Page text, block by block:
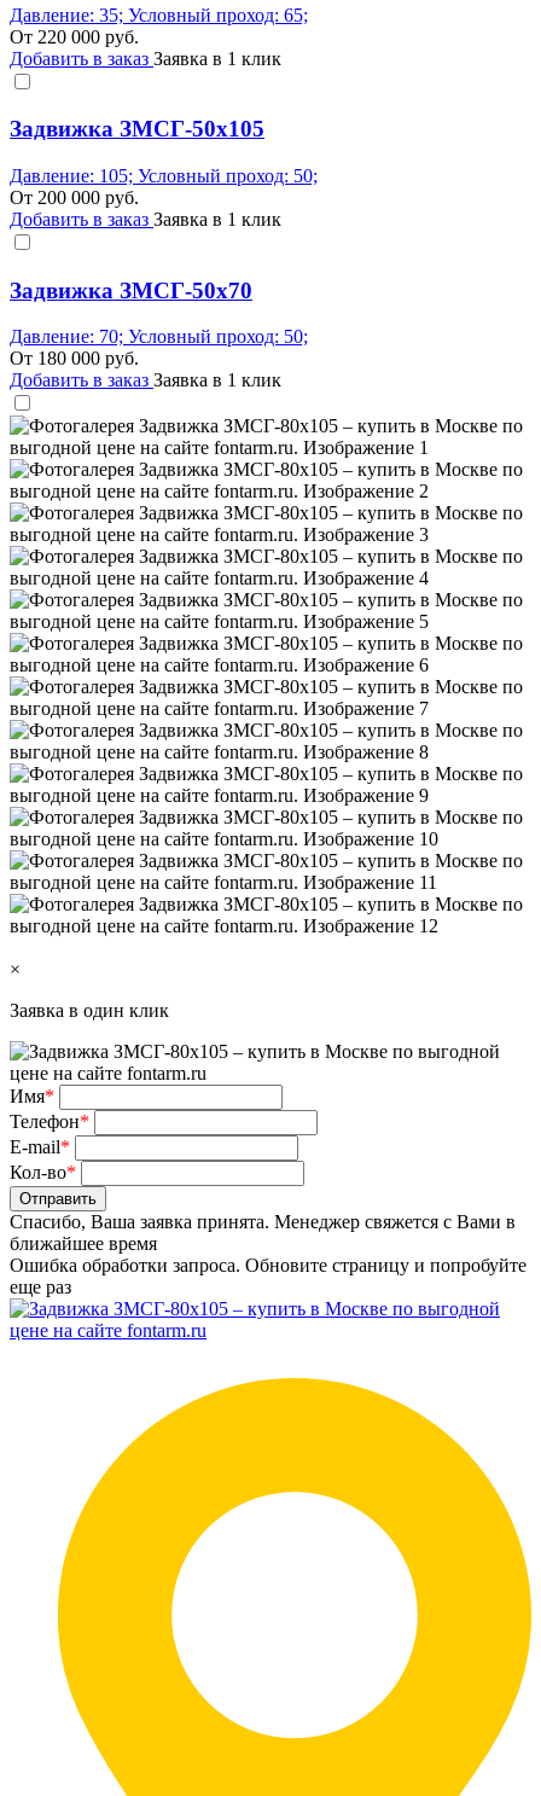
Давление: 35; Условный проход: 65;
От 220 000 руб.
Добавить в заказ Заявка в 1 клик
Задвижка ЗМСГ-50х105
Давление: 105; Условный проход: 50;
От 200 000 руб.
Добавить в заказ Заявка в 1 клик
Задвижка ЗМСГ-50х70
Давление: 70; Условный проход: 50;
От 180 000 руб.
Добавить в заказ Заявка в 1 клик
×
Заявка в один клик
Имя*
Телефон*
E-mail*
Кол-во*
Отправить
Спасибо, Ваша заявка принята. Менеджер свяжется с Вами в
ближайшее время
Ошибка обработки запроса. Обновите страницу и попробуйте
еще раз